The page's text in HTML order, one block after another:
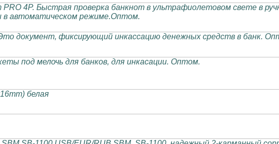
4Р. Быстрая проверка банкнот в ультрафиолетовом свете в
в автоматическом режиме.Оптом.
документ, фиксирующий инкассацию денежных средств в банк.
под мелочь для банков, для инкасации. Оптом.
белая